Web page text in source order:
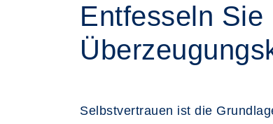
Entfesseln
Selbstvertrauen ist die